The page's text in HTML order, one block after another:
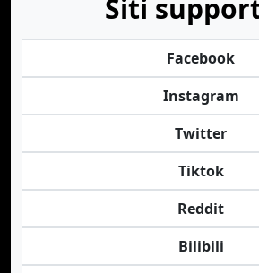
Siti
Facebook
Instagram
Twitter
Tiktok
Reddit
Bilibili